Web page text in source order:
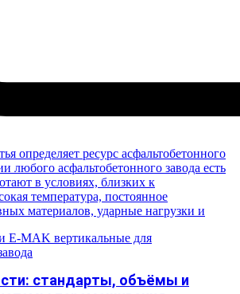
определяет ресурс асфальтобетонного
любого асфальтобетонного завода есть
в условиях, близких к
температура, постоянное
материалов, ударные нагрузки и
стандарты, объёмы и